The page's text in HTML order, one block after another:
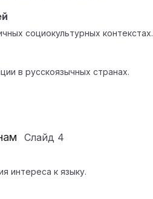
социокультурных контекстах.
в русскоязычных странах.
Слайд 4
интереса к языку.